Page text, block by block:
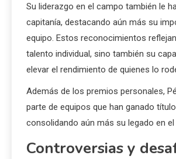
Su liderazgo en el campo también le
capitanía, destacando aún más su
equipo. Estos reconocimientos
talento individual, sino también su
elevar el rendimiento de quienes lo
Además de los premios personales,
parte de equipos que han ganado
consolidando aún más su legado en el
Controversias y